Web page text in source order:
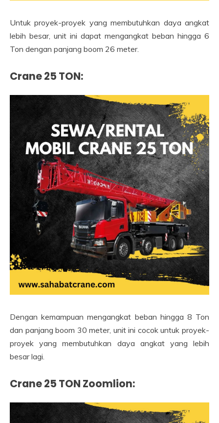
Untuk proyek-proyek yang membutuhkan daya angkat
lebih besar, unit ini dapat mengangkat beban hingga 6
Ton dengan panjang boom 26 meter.
Crane 25 TON:
Dengan kemampuan mengangkat beban hingga 8 Ton
dan panjang boom 30 meter, unit ini cocok untuk proyek-
proyek yang membutuhkan daya angkat yang lebih
besar lagi.
Crane 25 TON Zoomlion: